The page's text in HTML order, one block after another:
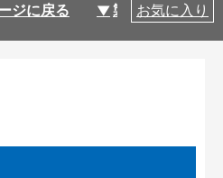
ジに戻る 製品仕様
お気に入り